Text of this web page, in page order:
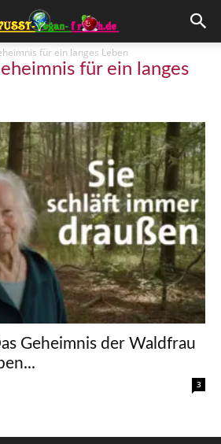
für ein langes Leben
für ein langes
Geheimnis der Waldfrau
3